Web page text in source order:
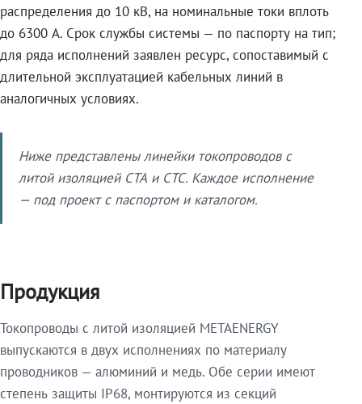
распределения до 10 кВ, на номинальные токи вплоть
до 6300 А. Срок службы системы — по паспорту на тип;
для ряда исполнений заявлен ресурс, сопоставимый с
длительной эксплуатацией кабельных линий в
аналогичных условиях.
Ниже представлены линейки токопроводов с
литой изоляцией СТА и СТС. Каждое исполнение
— под проект с паспортом и каталогом.
Продукция
Токопроводы с литой изоляцией METAENERGY
выпускаются в двух исполнениях по материалу
проводников — алюминий и медь. Обе серии имеют
степень защиты IP68, монтируются из секций